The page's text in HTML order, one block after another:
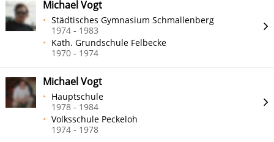
Michael Vogt
Städtisches Gymnasium Schmallenberg
1974 - 1983
Kath. Grundschule Felbecke
1970 - 1974
Michael Vogt
Hauptschule
1978 - 1984
Volksschule Peckeloh
1974 - 1978